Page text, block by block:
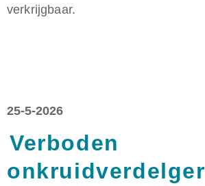
verkrijgbaar.
25-5-2026
Verboden
onkruidverdelger